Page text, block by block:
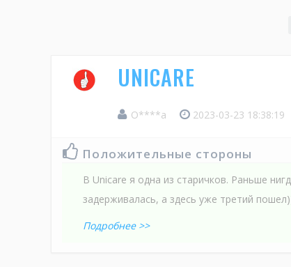
UNICARE
О****а 2023-03-23 18:38:19
Положительные стороны
В Uniсare я одна из старичков. Раньше
задерживалась, а здесь уже третий
Подробнее >>